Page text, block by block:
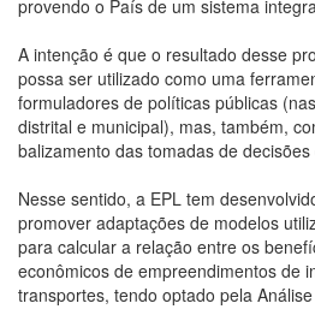
provendo o País de um sistema
A intenção é que o resultado desse
possa ser utilizado como uma
formuladores de políticas públicas
distrital e municipal), mas, também,
balizamento das tomadas de
Nesse sentido, a EPL tem
promover adaptações de modelos
para calcular a relação entre os
econômicos de empreendimentos de
transportes, tendo optado pela